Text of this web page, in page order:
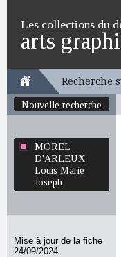
Les collections du
arts
Recherche
Nouvelle recherche
MOREL
D'ARLEUX
Louis Marie
Joseph
Mise à jour de la fiche
24/09/2024